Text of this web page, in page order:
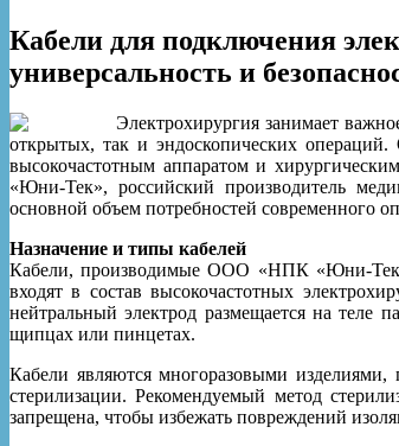
Кабели для подключения
универсальность и
Электрохирургия занимает
открытых, так и эндоскопических
высокочастотным аппаратом и
«Юни-Тек», российский производитель
основной объем потребностей современного
Назначение и типы кабелей
Кабели, производимые ООО «НПК «Юни-Тек»,
входят в состав высокочастотных
нейтральный электрод размещается на теле
щипцах или пинцетах.
Кабели являются многоразовыми изделиями,
стерилизации. Рекомендуемый метод
запрещена, чтобы избежать повреждений